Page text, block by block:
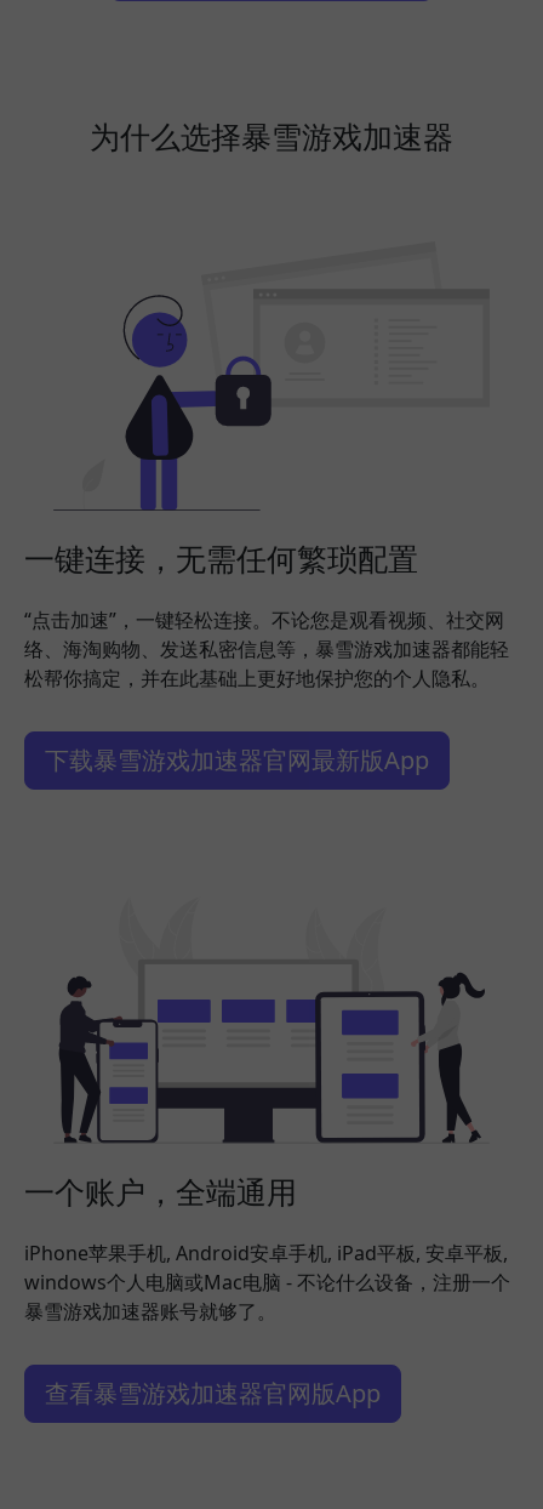
为什么选择暴雪游戏加速器
一键连接，无需任何繁琐配置
“点击加速”，一键轻松连接。不论您是观看视频、社交网
络、海淘购物、发送私密信息等，暴雪游戏加速器都能轻
松帮你搞定，并在此基础上更好地保护您的个人隐私。
下载暴雪游戏加速器官网最新版App
一个账户，全端通用
iPhone苹果手机, Android安卓手机, iPad平板, 安卓平板,
windows个人电脑或Mac电脑 - 不论什么设备，注册一个
暴雪游戏加速器账号就够了。
查看暴雪游戏加速器官网版App